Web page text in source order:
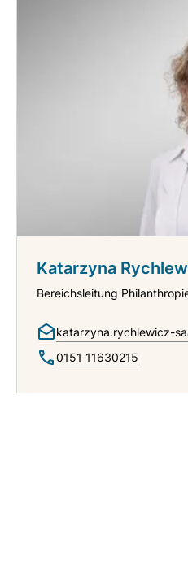
Katarzyna
Bereichsleitung
katarzyna.rychlewicz-
0151 11630215